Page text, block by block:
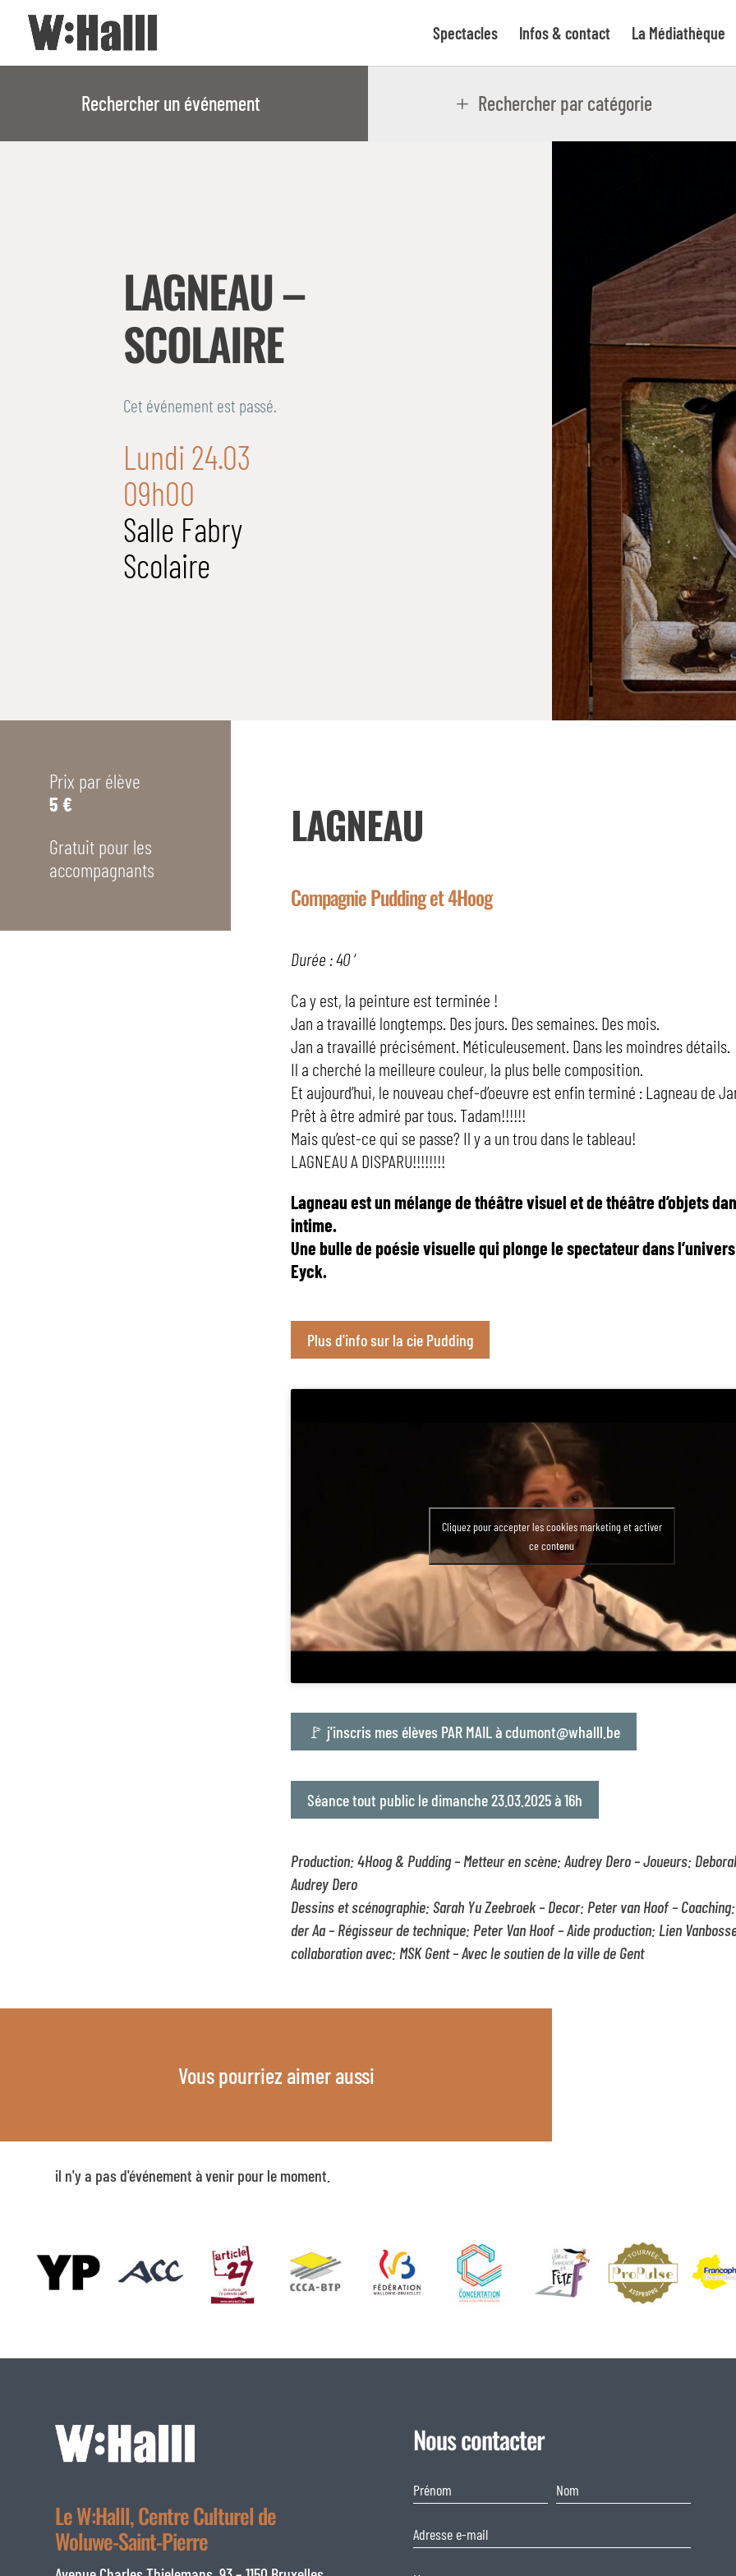
Spectacles Infos & contact La Médiathèque
Rechercher un événement Rechercher par catégorie
LAGNEAU –
SCOLAIRE
Cet événement est passé.
Lundi 24.03
09h00
Salle Fabry
Scolaire
Prix par élève
5 €
Gratuit pour les
accompagnants
LAGNEAU
Compagnie Pudding et 4Hoog
Durée : 40 ‘
Ca y est, la peinture est terminée !
Jan a travaillé longtemps. Des jours. Des semaines. Des mois.
Jan a travaillé précisément. Méticuleusement. Dans les moindres détails.
Il a cherché la meilleure couleur, la plus belle composition.
Et aujourd’hui, le nouveau chef-d’oeuvre est enfin terminé : Lagneau de
Prêt à être admiré par tous. Tadam!!!!!!
Mais qu’est-ce qui se passe? Il y a un trou dans le tableau!
LAGNEAU A DISPARU!!!!!!!!
Lagneau est un mélange de théâtre visuel et de théâtre d’objets
intime.
Une bulle de poésie visuelle qui plonge le spectateur dans
Eyck.
Plus d'info sur la cie Pudding
Cliquez pour accepter les cookies marketing et activer
ce contenu
🚩 j'inscris mes élèves PAR MAIL à cdumont@whalll.be
Séance tout public le dimanche 23.03.2025 à 16h
Production: 4Hoog & Pudding – Metteur en scène: Audrey Dero – Joueurs:
Audrey Dero
Dessins et scénographie: Sarah Yu Zeebroek – Decor: Peter van Hoof –
der Aa – Régisseur de technique: Peter Van Hoof – Aide production: Lien
collaboration avec: MSK Gent – Avec le soutien de la ville de Gent
Vous pourriez aimer aussi
il n'y a pas d'événement à venir pour le moment.
Le W:Halll, Centre Culturel de
Woluwe-Saint-Pierre
Nous contacter